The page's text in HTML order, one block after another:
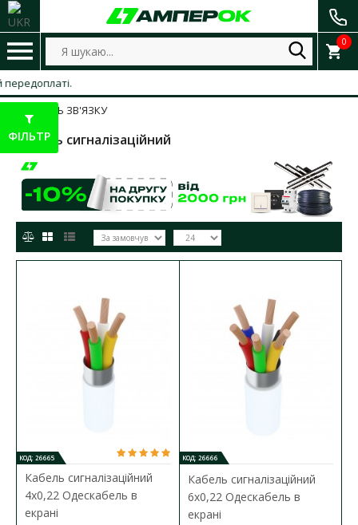
0
КАБЕЛЬ ЗВ'ЯЗКУ
Кабель сигналізаційний
КОД: 26665
Кабель сигналізаційний
4x0,22 Одескабель в
екрані
КОД: 26666
Кабель сигналізаційний
6x0,22 Одескабель в
екрані
ФІЛЬТР